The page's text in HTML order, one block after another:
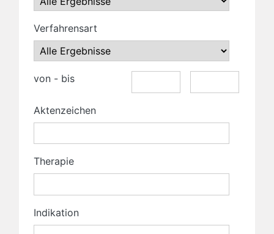
Verfahrensart
von - bis
Aktenzeichen
Therapie
Indikation